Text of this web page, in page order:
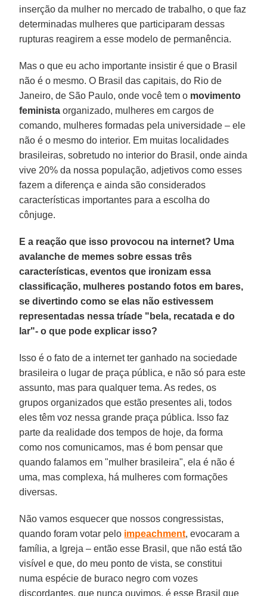
inserção da mulher no mercado de trabalho, o que faz
determinadas mulheres que participaram dessas
rupturas reagirem a esse modelo de permanência.
Mas o que eu acho importante insistir é que o Brasil
não é o mesmo. O Brasil das capitais, do Rio de
Janeiro, de São Paulo, onde você tem o movimento
feminista organizado, mulheres em cargos de
comando, mulheres formadas pela universidade – ele
não é o mesmo do interior. Em muitas localidades
brasileiras, sobretudo no interior do Brasil, onde ainda
vive 20% da nossa população, adjetivos como esses
fazem a diferença e ainda são considerados
características importantes para a escolha do
cônjuge.
E a reação que isso provocou na internet? Uma
avalanche de memes sobre essas três
características, eventos que ironizam essa
classificação, mulheres postando fotos em bares,
se divertindo como se elas não estivessem
representadas nessa tríade "bela, recatada e do
lar"- o que pode explicar isso?
Isso é o fato de a internet ter ganhado na sociedade
brasileira o lugar de praça pública, e não só para este
assunto, mas para qualquer tema. As redes, os
grupos organizados que estão presentes ali, todos
eles têm voz nessa grande praça pública. Isso faz
parte da realidade dos tempos de hoje, da forma
como nos comunicamos, mas é bom pensar que
quando falamos em "mulher brasileira", ela é não é
uma, mas complexa, há mulheres com formações
diversas.
Não vamos esquecer que nossos congressistas,
quando foram votar pelo impeachment, evocaram a
família, a Igreja – então esse Brasil, que não está tão
visível e que, do meu ponto de vista, se constitui
numa espécie de buraco negro com vozes
discordantes, que nunca ouvimos, é esse Brasil que